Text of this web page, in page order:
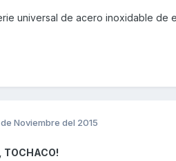
universal de acero inoxidable de
Noviembre del 2015
TOCHACO!